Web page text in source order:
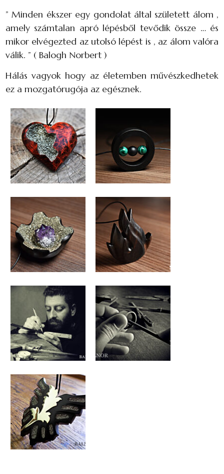
” Minden ékszer egy gondolat által született álom ,
amely számtalan apró lépésből tevődik össze … és
mikor elvégezted az utolsó lépést is , az álom valóra
válik. ” ( Balogh Norbert )
Hálás vagyok hogy az életemben művészkedhetek
ez a mozgatórugója az egésznek.